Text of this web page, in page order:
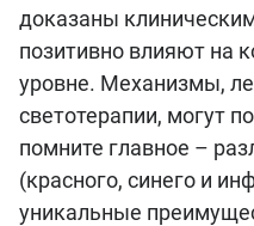
доказаны
позитивно влияют на
уровне. Механизмы,
светотерапии, могут
помните главное –
(красного, синего и
уникальные